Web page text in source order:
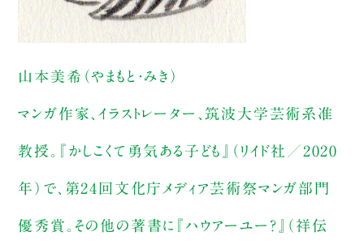
山本美希（やまもと・みき）
マンガ作家、イラストレーター、筑波大学芸術系准
教授。『かしこくて勇気ある子ども』（リイド社／2020
年）で、第24回文化庁メディア芸術祭マンガ部門
優秀賞。その他の著書に『ハウアーユー？』（祥伝